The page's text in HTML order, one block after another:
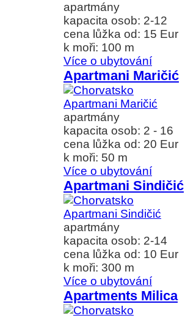
apartmány
kapacita osob: 2-12
cena lůžka od: 15 Eur
k moři: 100 m
Více o ubytování
Apartmani Maričić
apartmány
kapacita osob: 2 - 16
cena lůžka od: 20 Eur
k moři: 50 m
Více o ubytování
Apartmani Sindičić
apartmány
kapacita osob: 2-14
cena lůžka od: 10 Eur
k moři: 300 m
Více o ubytování
Apartments Milica